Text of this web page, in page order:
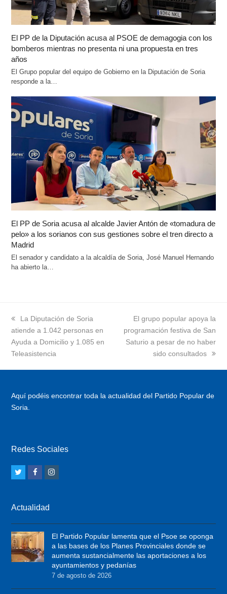
El PP de la Diputación acusa al PSOE de demagogia con los
bomberos mientras no presenta ni una propuesta en tres
años
El Grupo popular del equipo de Gobierno en la Diputación de Soria
responde a la…
El PP de Soria acusa al alcalde Javier Antón de «tomadura de
pelo» a los sorianos con sus gestiones sobre el tren directo a
Madrid
El senador y candidato a la alcaldía de Soria, José Manuel Hernando
ha abierto la…
previous
post:
La Diputación de Soria
atiende a 1.042 personas en
Ayuda a Domicilio y 1.085 en
Teleasistencia
next
post:
El grupo popular apoya la
programación festiva de San
Saturio a pesar de no haber
sido consultados
Aquí podéis encontrar toda la actualidad del Partido Popular de
Soria.
Redes Sociales
t
t
e
r
F
e
b
o
a
g
r
a
Actualidad
El Partido Popular lamenta que el Psoe se oponga
a las bases de los Planes Provinciales donde se
aumenta sustancialmente las aportaciones a los
ayuntamientos y pedanías
7 de agosto de 2026